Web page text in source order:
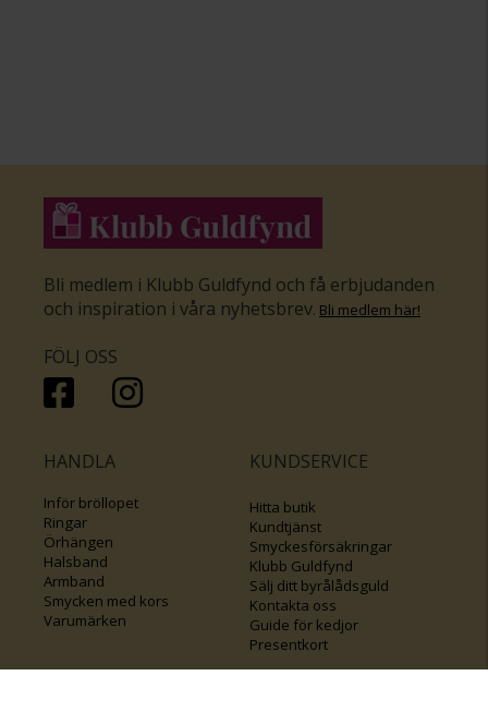
Bli medlem i Klubb Guldfynd och få erbjudanden
och inspiration i våra nyhetsbrev. Bli medlem här!
FÖLJ OSS
HANDLA
Inför bröllopet
Ringar
Örhängen
Halsband
Armband
Smycken med kors
Varumärken
KUNDSERVICE
Hitta butik
Kundtjänst
Smyckesförsäkringar
Klubb Guldfynd
Sälj ditt byrålådsguld
Kontakta oss
Guide för kedjor
Presentkort